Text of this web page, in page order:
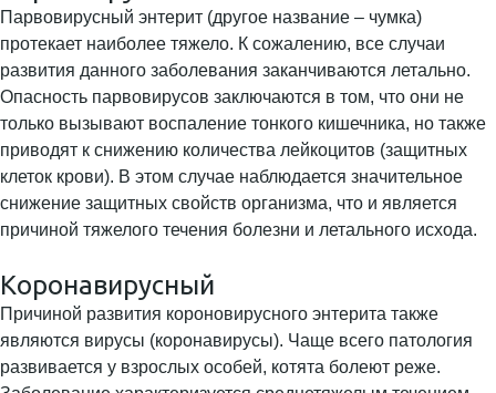
Парвовирусный энтерит (другое название – чумка)
протекает наиболее тяжело. К сожалению, все случаи
развития данного заболевания заканчиваются летально.
Опасность парвовирусов заключаются в том, что они не
только вызывают воспаление тонкого кишечника, но также
приводят к снижению количества лейкоцитов (защитных
клеток крови). В этом случае наблюдается значительное
снижение защитных свойств организма, что и является
причиной тяжелого течения болезни и летального исхода.
Коронавирусный
Причиной развития короновирусного энтерита также
являются вирусы (коронавирусы). Чаще всего патология
развивается у взрослых особей, котята болеют реже.